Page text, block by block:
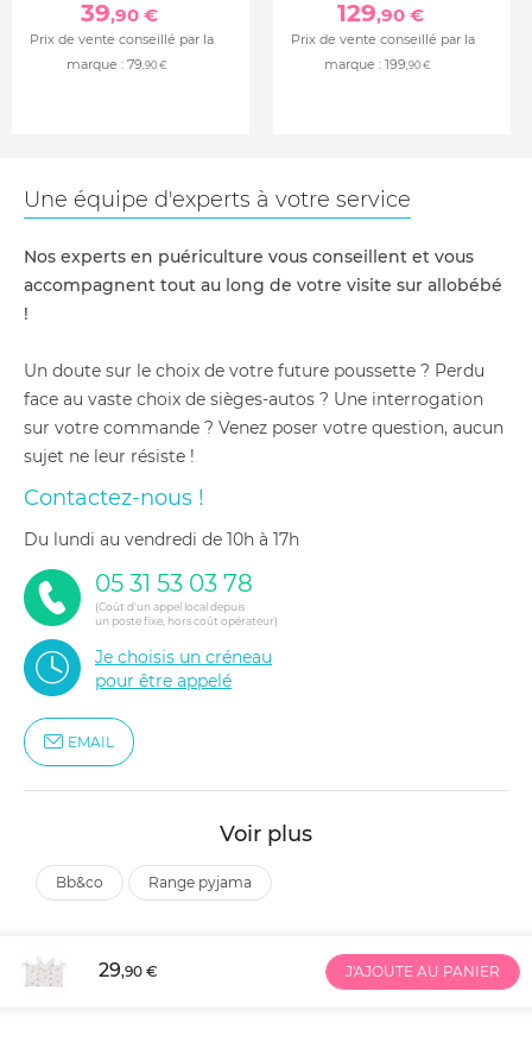
39,90 €
Prix de vente conseillé par la
marque : 79,90 €
129,90 €
Prix de vente conseillé par la
marque : 199,90 €
Une équipe d'experts à votre service
Nos experts en puériculture vous conseillent et vous
accompagnent tout au long de votre visite sur allobébé
!
Un doute sur le choix de votre future poussette ? Perdu
face au vaste choix de sièges-autos ? Une interrogation
sur votre commande ? Venez poser votre question, aucun
sujet ne leur résiste !
Contactez-nous !
du lundi au vendredi de 10h à 17h
05 31 53 03 78
(Coût d'un appel local depuis
un poste fixe, hors coût opérateur)
Je choisis un créneau
pour être appelé
EMAIL
Voir plus
bb&co range pyjama
29,90 € J'AJOUTE AU PANIER